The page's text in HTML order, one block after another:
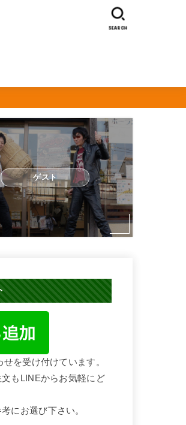
SEARCH
ゲスト
を受け付けています。
文もLINEからお気軽にど
にお選び下さい。